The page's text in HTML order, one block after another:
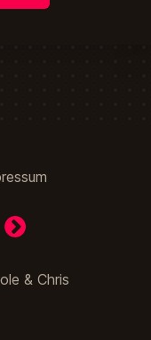
fyyd
& Chris